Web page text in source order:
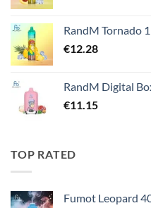
RandM Tornado
€12.28
RandM Digital
€11.15
TOP RATED
Fumot Leopard